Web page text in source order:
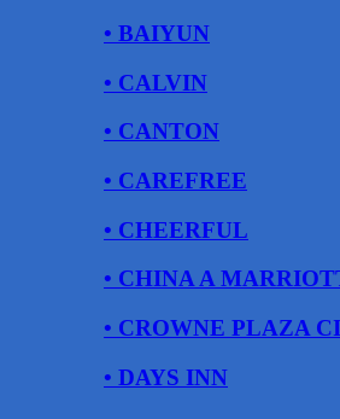
• BAIYUN
• CALVIN
• CANTON
• CAREFREE
• CHEERFUL
• CHINA A
• CROWNE PLAZA
• DAYS INN